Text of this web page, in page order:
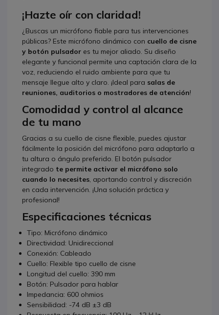
¡Hazte oír con claridad!
¿Buscas un micrófono fiable para tus intervenciones
públicas? Este micrófono dinámico con cuello de cisne
y botón pulsador es tu mejor aliado. Su diseño
elegante y funcional permite una captación clara de la
voz, reduciendo el ruido ambiente para que tu
mensaje llegue alto y claro. ¡Ideal para salas de
reuniones, auditorios o mostradores de atención!
Comodidad y control al alcance
de tu mano
Gracias a su cuello de cisne flexible, puedes ajustar
fácilmente la posición del micrófono para adaptarlo a
tu altura o ángulo preferido. El botón pulsador
integrado te permite activar el micrófono solo
cuando lo necesites , aportando control y discreción
en cada intervención. ¡Una solución práctica y
profesional!
Especificaciones técnicas
Tipo: Micrófono dinámico
Directividad: Unidireccional
Conexión: Cableado
Cuello: Flexible tipo cuello de cisne
Longitud del cuello: 390 mm
Botón: Pulsador para hablar
Impedancia: 600 ohmios
Sensibilidad: -74 dB ±3 dB